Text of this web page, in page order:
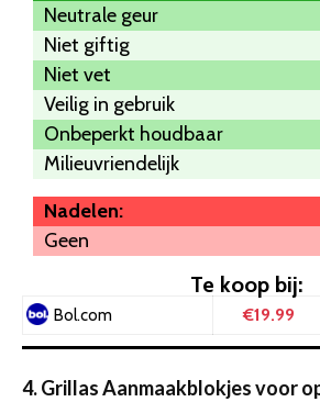
Neutrale geur
Niet giftig
Niet vet
Veilig in gebruik
Onbeperkt houdbaar
Milieuvriendelijk
Nadelen:
Geen
Te koop bij:
Bol.com €19.99
4. Grillas Aanmaakblokjes voor